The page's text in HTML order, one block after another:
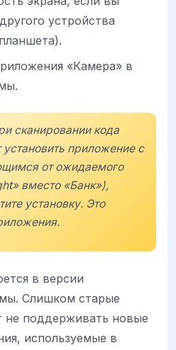
устройства
«Камера» в
сканировании кода
установить приложение с
от ожидаемого
вместо «Банк»),
установку. Это
в версии
Слишком старые
не поддерживать новые
используемые в